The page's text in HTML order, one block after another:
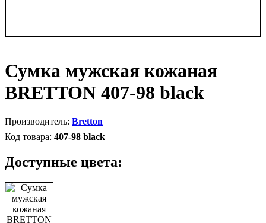
Сумка мужская кожаная
BRETTON 407-98 black
Bretton
407-98 black
Доступные цвета: